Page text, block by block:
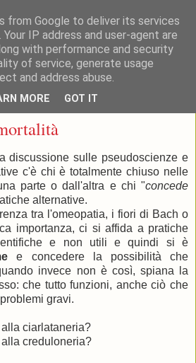
discussione sulle pseudoscienze e
c'è chi è totalmente chiuso nelle
parte o dall'altra e chi "concede
alternative.
tra l'omeopatia, i fiori di Bach o
importanza, ci si affida a pratiche
e non utili e quindi si è
e concedere la possibilità che
invece non è così, spiana la
che tutto funzioni, anche ciò che
gravi.
alla ciarlataneria?
alla creduloneria?
from Google to deliver its services
IP address and user-agent are
with performance and security
of service, generate usage
and address abuse.
MORE GOT IT